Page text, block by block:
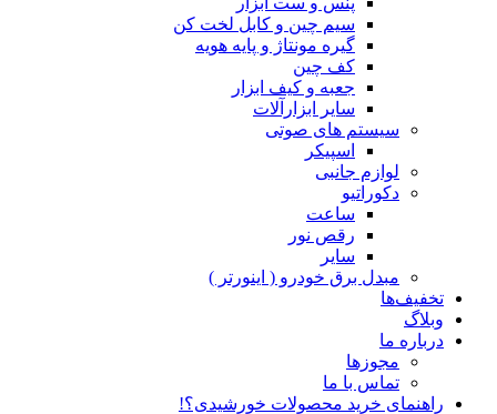
سیم چین و کابل لخت کن
گیره مونتاژ و پایه هویه
کف چین
جعبه و کیف ابزار
سایر ابزارآلات
سیستم های صوتی
اسپیکر
لوازم جانبی
دکوراتیو
ساعت
رقص نور
سایر
مبدل برق خودرو ( اینورتر )
تخفیف‌ها
وبلاگ
درباره ما
مجوزها
تماس با ما
راهنمای خرید محصولات خورشیدی؟!